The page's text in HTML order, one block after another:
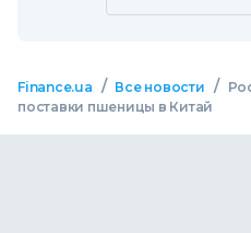
Finance.ua / Все новости /
поставки пшеницы в Китай